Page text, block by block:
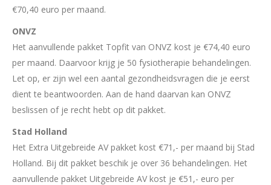
€70,40 euro per maand.
ONVZ
Het aanvullende pakket Topfit van ONVZ kost je €74,40 euro
per maand. Daarvoor krijg je 50 fysiotherapie behandelingen.
Let op, er zijn wel een aantal gezondheidsvragen die je eerst
dient te beantwoorden. Aan de hand daarvan kan ONVZ
beslissen of je recht hebt op dit pakket.
Stad Holland
Het Extra Uitgebreide AV pakket kost €71,- per maand bij Stad
Holland. Bij dit pakket beschik je over 36 behandelingen. Het
aanvullende pakket Uitgebreide AV kost je €51,- euro per